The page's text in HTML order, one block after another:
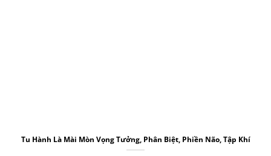
Tu Hành Là Mài Mòn Vọng Tưởng, Phân Biệt, Phiền Não, Tập Khí